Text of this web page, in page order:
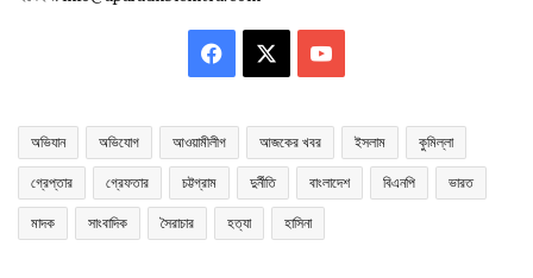
Facebook YouTube
অভিযান অভিযোগ আওয়ামীলীগ আজকের খবর ইসলাম কুমিল্লা
গ্রেপ্তার গ্রেফতার চট্টগ্রাম দুর্নীতি বাংলাদেশ বিএনপি ভারত
মাদক সাংবাদিক সৈরাচার হত্যা হাসিনা